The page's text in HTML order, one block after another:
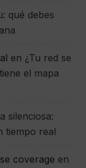
qué debes
en ¿Tu red se
el mapa
silenciosa:
tiempo real
coverage en